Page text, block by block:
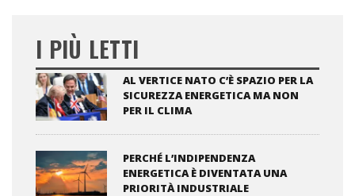
I PIÙ LETTI
AL VERTICE NATO C’È SPAZIO PER LA
SICUREZZA ENERGETICA MA NON
PER IL CLIMA
PERCHÉ L’INDIPENDENZA
ENERGETICA È DIVENTATA UNA
PRIORITÀ INDUSTRIALE